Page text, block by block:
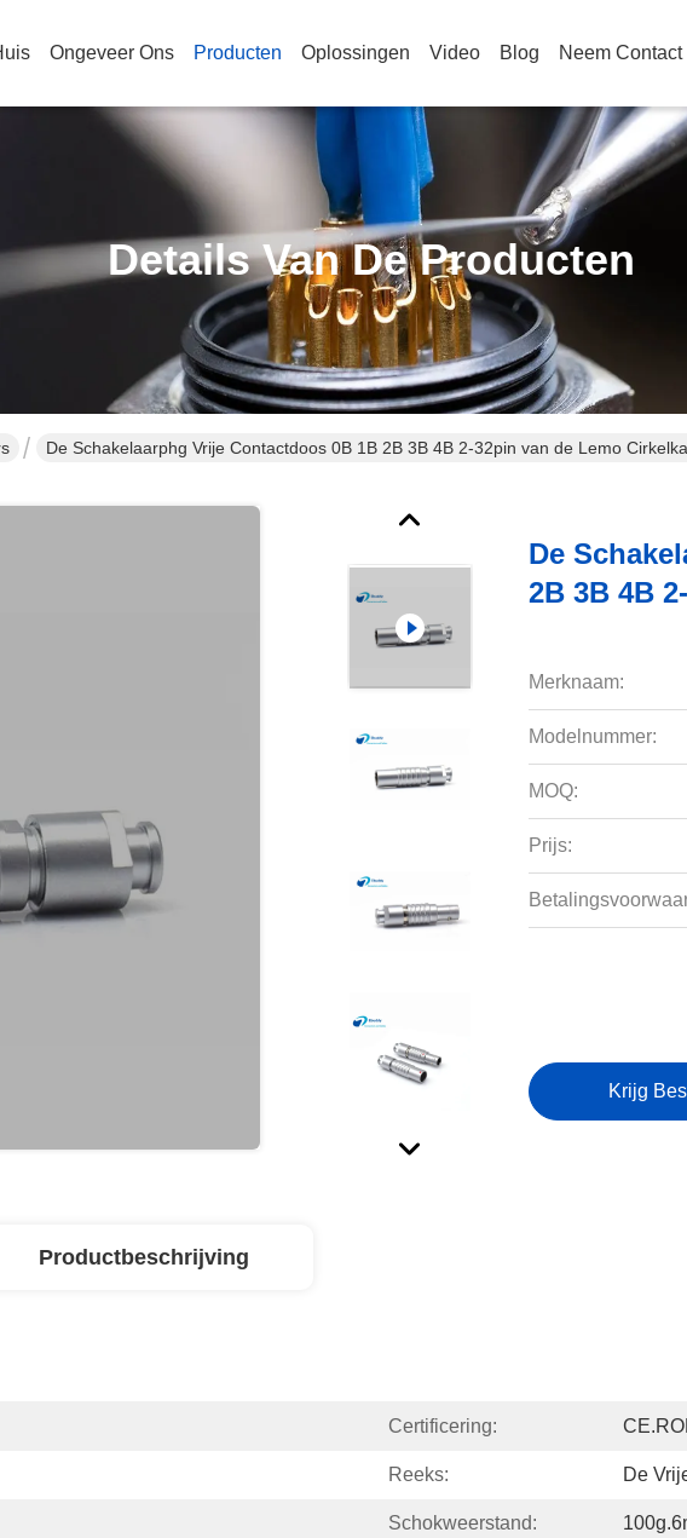
Ongeveer Ons Producten Oplossingen Video Blog Neem
Details Van De Producten
De Schakelaarphg Vrije Contactdoos 0B 1B 2B 3B 4B 2-32pin van de Lemo
De
2B 3B 4B
Merknaam:
Modelnummer:
MOQ:
Prijs:
Krijg
Productbeschrijving
Certificering:
Reeks: De
Schokweerstand: